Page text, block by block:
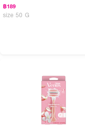
฿189
size 50 G